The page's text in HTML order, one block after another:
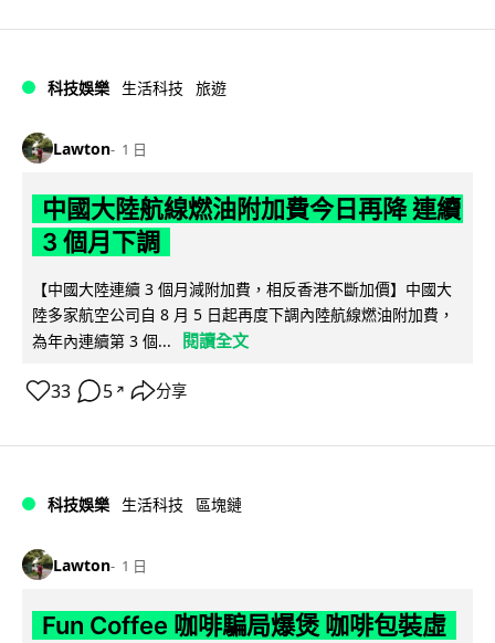
科技娛樂 生活科技 旅遊
Lawton 1 日
中國大陸航線燃油附加費今日再降 連續
3 個月下調
【中國大陸連續 3 個月減附加費，相反香港不斷加價】中國大
陸多家航空公司自 8 月 5 日起再度下調內陸航線燃油附加費，
為年內連續第 3 個...
閱讀全文
33 5 ↗ 分享
科技娛樂 生活科技 區塊鏈
Lawton 1 日
Fun Coffee 咖啡騙局爆煲 咖啡包裝虛